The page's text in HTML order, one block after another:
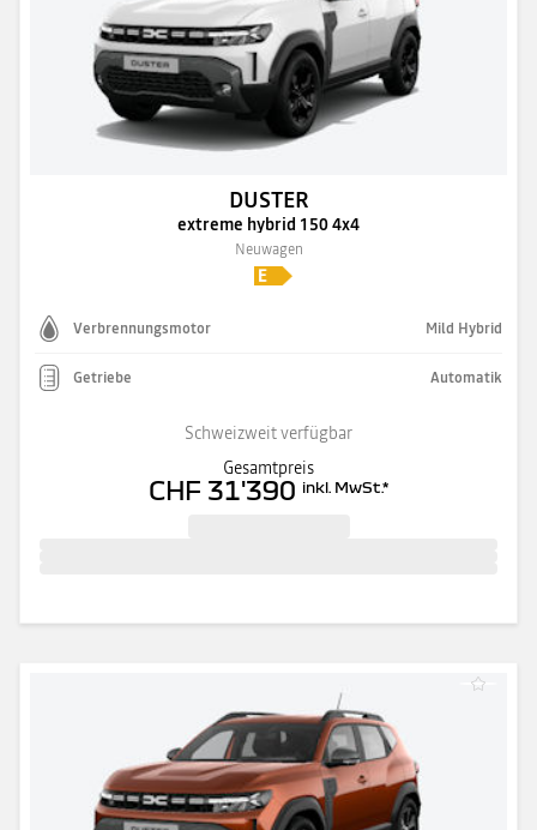
DUSTER
extreme hybrid 150 4x4
Neuwagen
Verbrennungsmotor Mild Hybrid
Getriebe Automatik
Schweizweit verfügbar
Gesamtpreis
CHF 31'390 inkl. MwSt.*